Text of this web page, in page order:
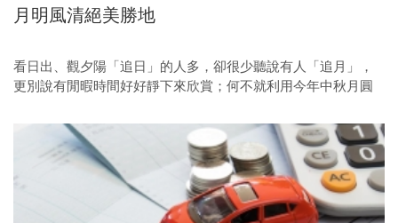
月明風清絕美勝地
看日出、觀夕陽「追日」的人多，卻很少聽說有人「追月」，
更別說有閒暇時間好好靜下來欣賞；何不就利用今年中秋月圓
家一同或是小兩口一起，都分外有意義。